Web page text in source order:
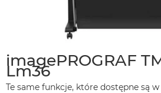
imagePROGRAF
Lm36
Te same funkcje, które dostępne są